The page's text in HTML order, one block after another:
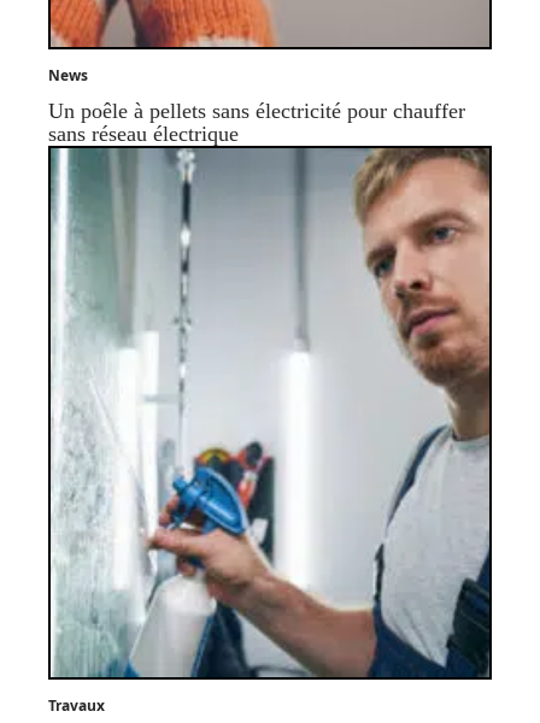
News
Un poêle à pellets sans électricité pour chauffer
sans réseau électrique
Travaux